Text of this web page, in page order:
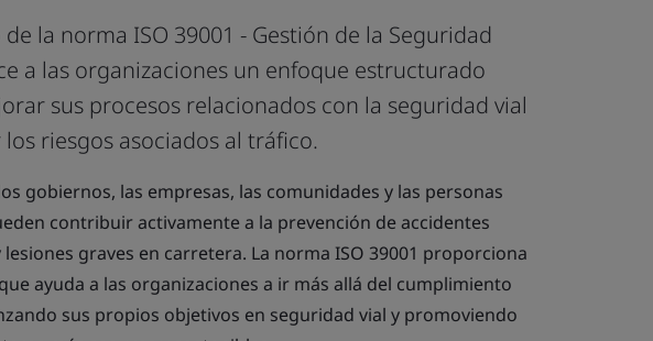
de la norma ISO 39001 - Gestión de la Seguridad
a las organizaciones un enfoque estructurado
sus procesos relacionados con la seguridad vial
riesgos asociados al tráfico.
gobiernos, las empresas, las comunidades y las personas
contribuir activamente a la prevención de accidentes
graves en carretera. La norma ISO 39001 proporciona
ayuda a las organizaciones a ir más allá del cumplimiento
sus propios objetivos en seguridad vial y promoviendo